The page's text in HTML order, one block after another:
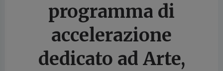
programma di
accelerazione
dedicato ad Arte,